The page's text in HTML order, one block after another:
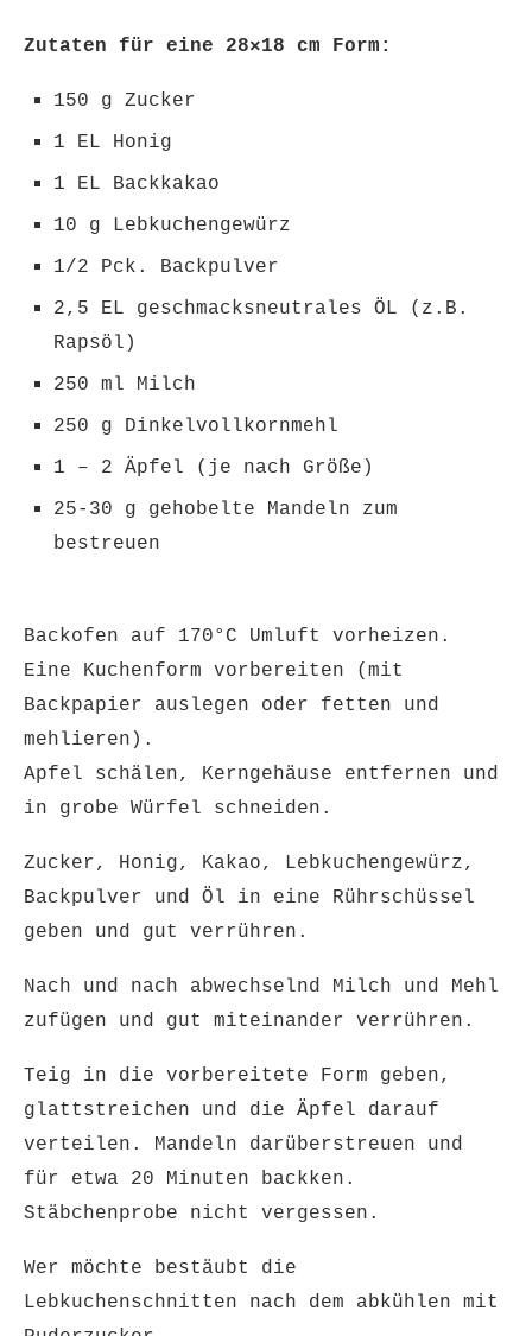
Zutaten für eine 28×18 cm Form:
150 g Zucker
1 EL Honig
1 EL Backkakao
10 g Lebkuchengewürz
1/2 Pck. Backpulver
2,5 EL geschmacksneutrales ÖL (z.B.
Rapsöl)
250 ml Milch
250 g Dinkelvollkornmehl
1 – 2 Äpfel (je nach Größe)
25-30 g gehobelte Mandeln zum
bestreuen
Backofen auf 170°C Umluft vorheizen.
Eine Kuchenform vorbereiten (mit
Backpapier auslegen oder fetten und
mehlieren).
Apfel schälen, Kerngehäuse entfernen und
in grobe Würfel schneiden.
Zucker, Honig, Kakao, Lebkuchengewürz,
Backpulver und Öl in eine Rührschüssel
geben und gut verrühren.
Nach und nach abwechselnd Milch und Mehl
zufügen und gut miteinander verrühren.
Teig in die vorbereitete Form geben,
glattstreichen und die Äpfel darauf
verteilen. Mandeln darüberstreuen und
für etwa 20 Minuten backken.
Stäbchenprobe nicht vergessen.
Wer möchte bestäubt die
Lebkuchenschnitten nach dem abkühlen mit